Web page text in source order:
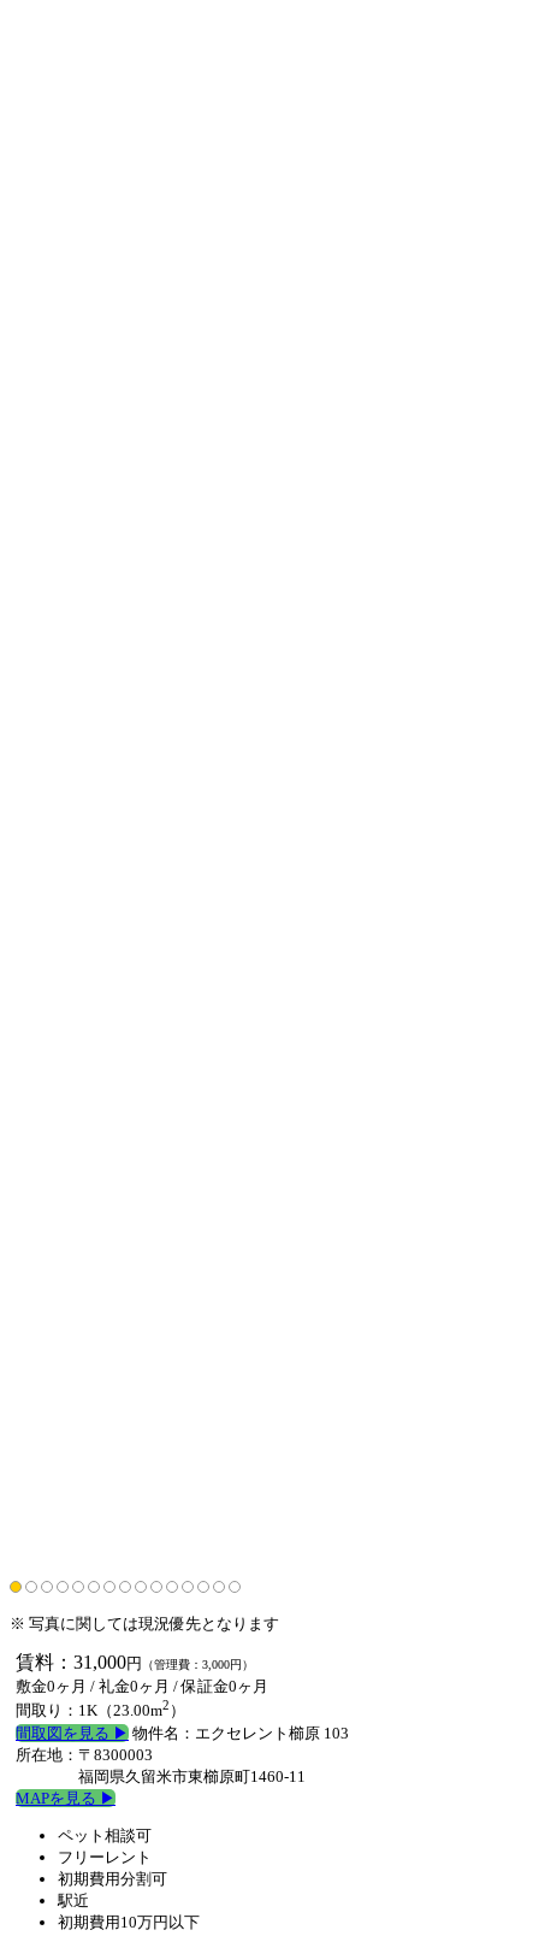
※ 写真に関しては現況優先となります
賃料：31,000円 （管理費：3,000円）
敷金0ヶ月 / 礼金0ヶ月 /保証金0ヶ月
間取り：1K（23.00m2 ）
間取図を見る ▶︎ 物件名：エクセレント櫛原 103
所在地：〒8300003
福岡県久留米市東櫛原町1460-11
MAPを見る ▶︎
ペット相談可
フリーレント
初期費用分割可
駅近
初期費用10万円以下